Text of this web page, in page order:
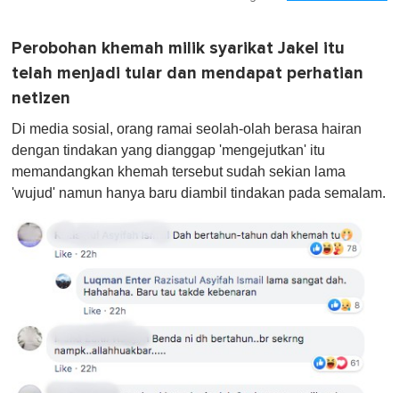
Perobohan khemah milik syarikat Jakel itu
telah menjadi tular dan mendapat perhatian
netizen
Di media sosial, orang ramai seolah-olah berasa hairan
dengan tindakan yang dianggap 'mengejutkan' itu
memandangkan khemah tersebut sudah sekian lama
'wujud' namun hanya baru diambil tindakan pada semalam.